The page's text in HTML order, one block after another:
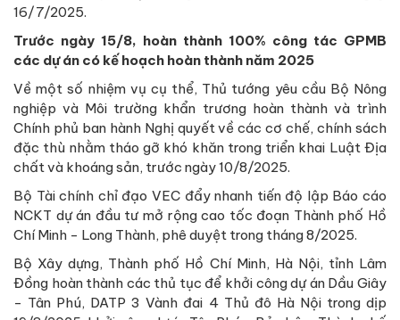
16/7/2025.
Trước ngày 15/8, hoàn thành 100% công tác GPMB
các dự án có kế hoạch hoàn thành năm 2025
Về một số nhiệm vụ cụ thể, Thủ tướng yêu cầu Bộ Nông
nghiệp và Môi trường khẩn trương hoàn thành và trình
Chính phủ ban hành Nghị quyết về các cơ chế, chính sách
đặc thù nhằm tháo gỡ khó khăn trong triển khai Luật Địa
chất và khoáng sản, trước ngày 10/8/2025.
Bộ Tài chính chỉ đạo VEC đẩy nhanh tiến độ lập Báo cáo
NCKT dự án đầu tư mở rộng cao tốc đoạn Thành phố Hồ
Chí Minh - Long Thành, phê duyệt trong tháng 8/2025.
Bộ Xây dựng, Thành phố Hồ Chí Minh, Hà Nội, tỉnh Lâm
Đồng hoàn thành các thủ tục để khởi công dự án Dầu Giây
- Tân Phú, DATP 3 Vành đai 4 Thủ đô Hà Nội trong dịp